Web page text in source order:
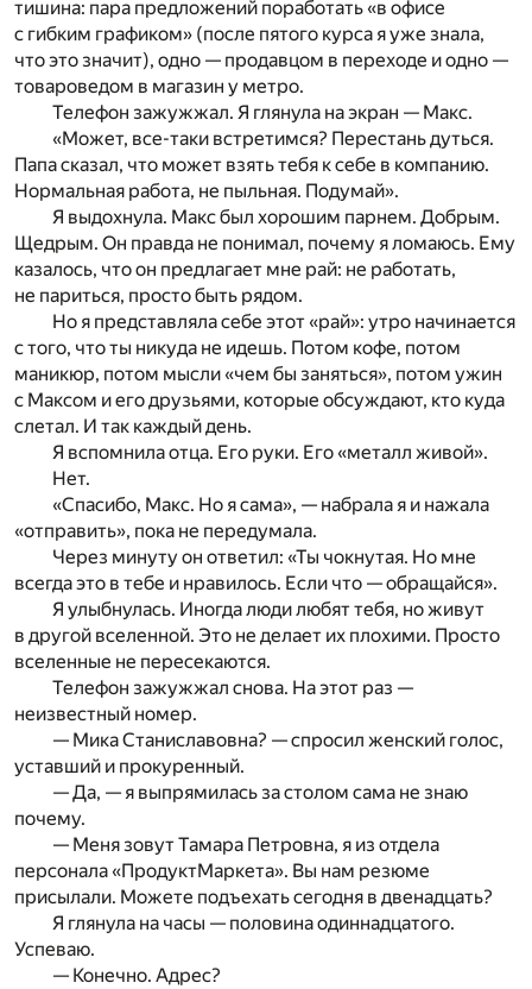
тишина: пара предложений поработать «в офисе
с гибким графиком» (после пятого курса я уже знала,
что это значит), одно — продавцом в переходе и одно —
товароведом в магазин у метро.
Телефон зажужжал. Я глянула на экран — Макс.
«Может, все-таки встретимся? Перестань дуться.
Папа сказал, что может взять тебя к себе в компанию.
Нормальная работа, не пыльная. Подумай».
Я выдохнула. Макс был хорошим парнем. Добрым.
Щедрым. Он правда не понимал, почему я ломаюсь. Ему
казалось, что он предлагает мне рай: не работать,
не париться, просто быть рядом.
Но я представляла себе этот «рай»: утро начинается
с того, что ты никуда не идешь. Потом кофе, потом
маникюр, потом мысли «чем бы заняться», потом ужин
с Максом и его друзьями, которые обсуждают, кто куда
слетал. И так каждый день.
Я вспомнила отца. Его руки. Его «металл живой».
Нет.
«Спасибо, Макс. Но я сама», — набрала я и нажала
«отправить», пока не передумала.
Через минуту он ответил: «Ты чокнутая. Но мне
всегда это в тебе и нравилось. Если что — обращайся».
Я улыбнулась. Иногда люди любят тебя, но живут
в другой вселенной. Это не делает их плохими. Просто
вселенные не пересекаются.
Телефон зажужжал снова. На этот раз —
неизвестный номер.
— Мика Станиславовна? — спросил женский голос,
уставший и прокуренный.
— Да, — я выпрямилась за столом сама не знаю
почему.
— Меня зовут Тамара Петровна, я из отдела
персонала «ПродуктМаркета». Вы нам резюме
присылали. Можете подъехать сегодня в двенадцать?
Я глянула на часы — половина одиннадцатого.
Успеваю.
— Конечно. Адрес?